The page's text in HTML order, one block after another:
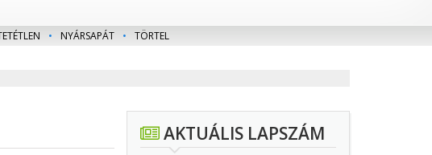
• NYÁRSAPÁT • TÖRTEL
AKTUÁLIS LAPSZÁM